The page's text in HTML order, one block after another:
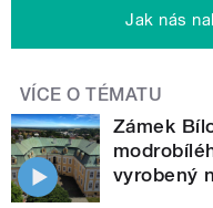
Jak nás
VÍCE O TÉMATU
Zámek
vyrobený